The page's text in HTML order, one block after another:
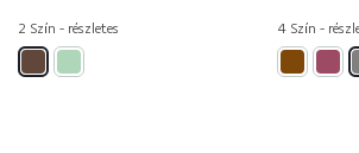
2 Szín - részletes 4 Szín -